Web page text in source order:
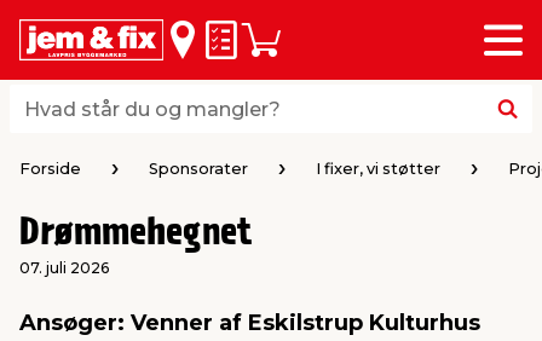
Hvad står du og mangler?
Hvad står du og mangler?
Huskeseddel
Indkøbskurv
Menu
loft & vægge
vinduer
& varme
& armatur
af værktøj
Forside Sponsorater I fixer, vi støtter
Drømmehegnet
07. juli 2026
Ansøger: Venner af Eskilstrup Kulturhus